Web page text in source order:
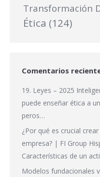
Transformación
Ética (124)
Comentarios
19. Leyes – 2025
puede enseñar ética a
peros…
¿Por qué es crucial
empresa? | FI Group
Características de un
Modelos fundacionales